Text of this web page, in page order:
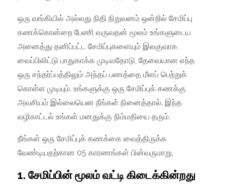
ஒரு வங்கியில் அல்லது நிதி நிறுவனம் ஒன்றில் சேமிப்பு
கணக்கொன்றை பேணி வருவதன் மூலம் உங்களுடைய
அனைத்து தனிப்பட்ட சேமிப்புகளையும் இலகுவாக
வைப்பிலிட்டு பாதுகாக்க முடிவதோடு, தேவையான எந்த
ஒரு சந்தர்ப்பத்திலும் அந்தப் பணத்தை மீளப் பெற்றுக்
கொள்ள முடியும். உங்களுக்கு ஒரு சேமிப்புக் கணக்கு
அவசியம் இல்லையென நீங்கள் நினைத்தால், இந்த
வழிகாட்டல் உங்கள் மனதுக்கு நிம்மதியை தரும்.
நீங்கள் ஒரு சேமிப்புக் கணக்கை வைத்திருக்க
வேண்டியதற்கான 05 காரணங்கள் பின்வருமாறு,
1. சேமிப்பின் மூலம் வட்டி கிடைக்கின்றது